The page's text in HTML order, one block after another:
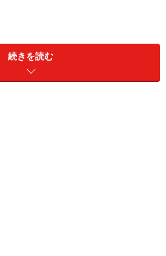
円、リスク資産100万円
続きを読む